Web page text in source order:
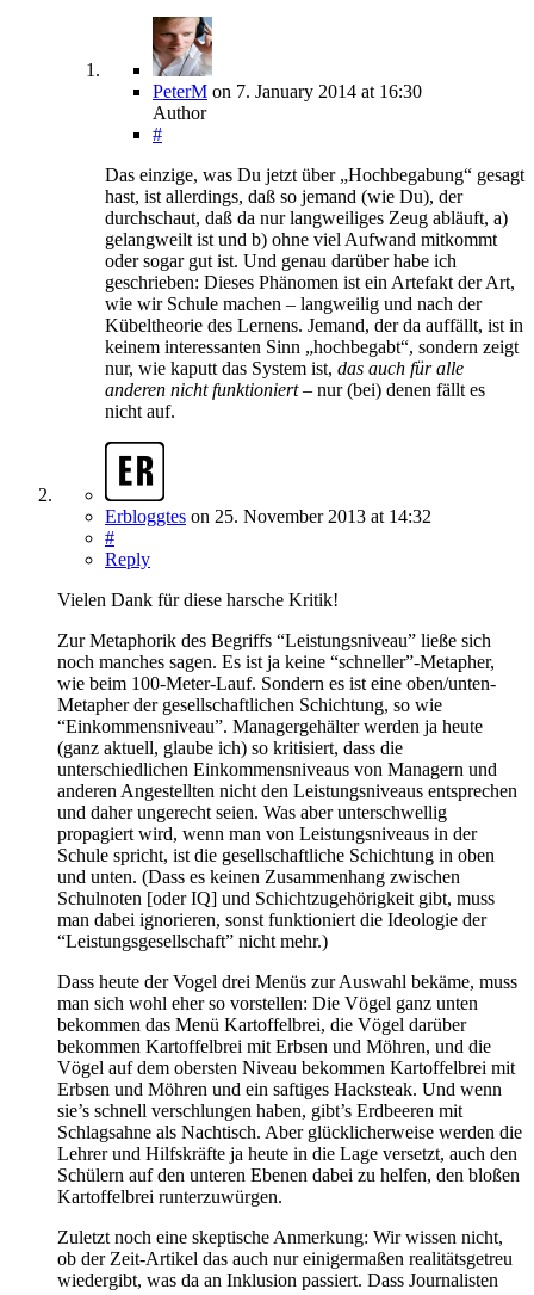
PeterM on 7. January 2014 at 16:30
Author
#
Das einzige, was Du jetzt über „Hochbegabung“ gesagt
hast, ist allerdings, daß so jemand (wie Du), der
durchschaut, daß da nur langweiliges Zeug abläuft, a)
gelangweilt ist und b) ohne viel Aufwand mitkommt
oder sogar gut ist. Und genau darüber habe ich
geschrieben: Dieses Phä­nomen ist ein Artefakt der Art,
wie wir Schule machen – langweilig und nach der
Kübeltheorie des Lernens. Jemand, der da auffällt, ist in
keinem interessanten Sinn „hochbegabt“, sondern zeigt
nur, wie kaputt das System ist, das auch für alle
anderen nicht funktioniert– nur (bei) denen fällt es
nicht auf.
Erbloggtes on 25. November 2013 at 14:32
#
Reply
Vielen Dank für diese harsche Kritik!
Zur Metaphorik des Begriffs “Leistungsniveau” ließe sich
noch manches sagen. Es ist ja keine “schneller”-Metapher,
wie beim 100-Meter-Lauf. Sondern es ist eine oben/unten-
Metapher der gesellschaft­lichen Schichtung, so wie
“Einkommensniveau”. Managergehälter werden ja heute
(ganz aktuell, glaube ich) so kritisiert, dass die
unterschiedlichen Einkommensniveaus von Managern und
anderen Angestellten nicht den Leistungsniveaus entsprechen
und daher ungerecht seien. Was aber unterschwellig
propagiert wird, wenn man von Leistungsniveaus in der
Schule spricht, ist die gesellschaftliche Schichtung in oben
und unten. (Dass es keinen Zusammenhang zwischen
Schulnoten [oder IQ] und Schicht­zugehörigkeit gibt, muss
man dabei ignorieren, sonst funktioniert die Ideologie der
“Leistungsgesellschaft” nicht mehr.)
Dass heute der Vogel drei Menüs zur Auswahl bekäme, muss
man sich wohl eher so vorstellen: Die Vögel ganz unten
bekommen das Menü Kartoffelbrei, die Vögel darüber
bekommen Kartoffelbrei mit Erbsen und Möhren, und die
Vögel auf dem obersten Niveau bekommen Kartoffelbrei mit
Erbsen und Möhren und ein saftiges Hacksteak. Und wenn
sie’s schnell verschlungen haben, gibt’s Erdbeeren mit
Schlagsahne als Nachtisch. Aber glücklicherweise werden die
Lehrer und Hilfskräfte ja heute in die Lage versetzt, auch den
Schülern auf den unteren Ebenen dabei zu helfen, den bloßen
Kartoffelbrei runterzuwürgen.
Zuletzt noch eine skeptische Anmerkung: Wir wissen nicht,
ob der Zeit-Artikel das auch nur einigermaßen realitätsgetreu
wiedergibt, was da an Inklusion passiert. Dass Journalisten